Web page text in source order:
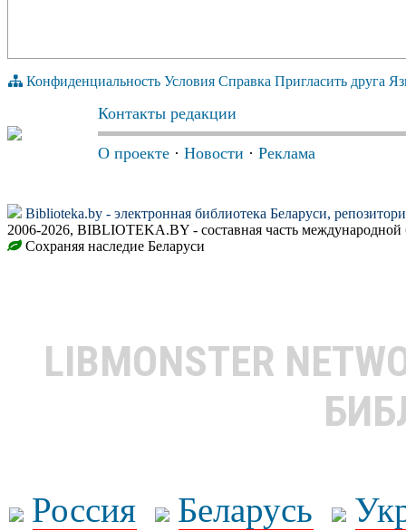
Конфиденциальность Условия Справка Пригласить друга
Контакты редакции
О проекте · Новости · Реклама
Biblioteka.by - электронная библиотека Беларуси,
2006-2026, BIBLIOTEKA.BY - составная часть
Сохраняя наследие Беларуси
LIBMONSTER
Россия Беларусь